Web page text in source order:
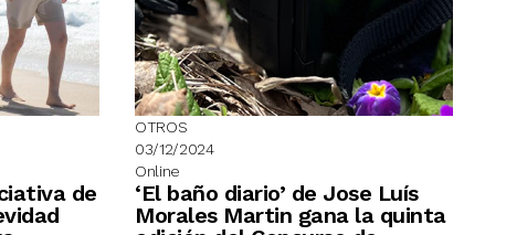
de
OTROS
03/12/2024
Online
‘El baño diario’ de Jose Luís
Morales Martin gana la quinta